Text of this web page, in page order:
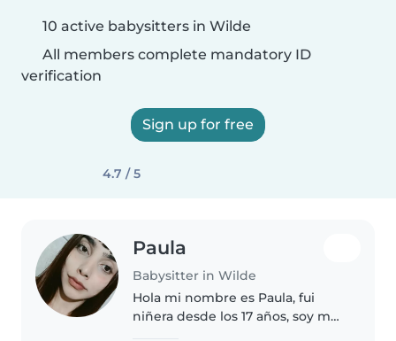
10 active babysitters in Wilde
All members complete mandatory ID
verification
Sign up for free
4.7 / 5
Paula
Babysitter in Wilde
Hola mi nombre es Paula, fui
niñera desde los 17 años, soy muy